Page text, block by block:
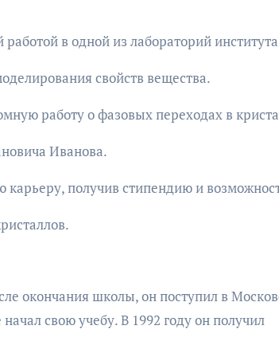
в одной из лабораторий
свойств вещества.
работу о фазовых переходах в
Иванова.
получив стипендию и
окончания школы, он поступил в
свою учебу. В 1992 году он получил